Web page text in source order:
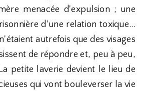
menacée d'expulsion ; une
d'une relation toxique...
autrefois que des visages
de répondre et, peu à peu,
petite laverie devient le lieu de
qui vont bouleverser la vie